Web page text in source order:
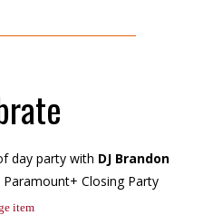
day party with DJ Brandon
Closing Party